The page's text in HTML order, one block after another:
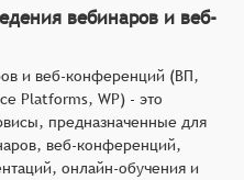
вебинаров и веб-
и веб-конференций (ВП,
Platforms, WP) - это
предназначенные для
веб-конференций,
онлайн-обучения и